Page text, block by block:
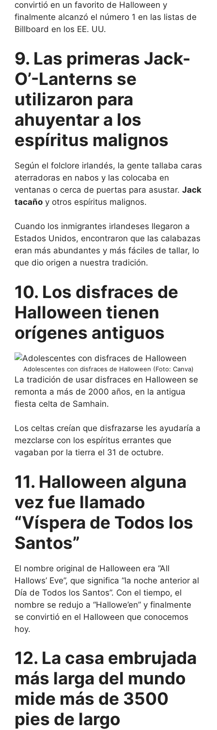
convirtió en un favorito de Halloween y
finalmente alcanzó el número 1 en las listas de
Billboard en los EE. UU.
9. Las primeras Jack-
O’-Lanterns se
utilizaron para
ahuyentar a los
espíritus malignos
Según el folclore irlandés, la gente tallaba caras
aterradoras en nabos y las colocaba en
ventanas o cerca de puertas para asustar. Jack
tacaño y otros espíritus malignos.
Cuando los inmigrantes irlandeses llegaron a
Estados Unidos, encontraron que las calabazas
eran más abundantes y más fáciles de tallar, lo
que dio origen a nuestra tradición.
10. Los disfraces de
Halloween tienen
orígenes antiguos
Adolescentes con disfraces de Halloween (Foto: Canva)
La tradición de usar disfraces en Halloween se
remonta a más de 2000 años, en la antigua
fiesta celta de Samhain.
Los celtas creían que disfrazarse les ayudaría a
mezclarse con los espíritus errantes que
vagaban por la tierra el 31 de octubre.
11. Halloween alguna
vez fue llamado
“Víspera de Todos los
Santos”
El nombre original de Halloween era “All
Hallows’ Eve”, que significa “la noche anterior al
Día de Todos los Santos”. Con el tiempo, el
nombre se redujo a “Hallowe’en” y finalmente
se convirtió en el Halloween que conocemos
hoy.
12. La casa embrujada
más larga del mundo
mide más de 3500
pies de largo